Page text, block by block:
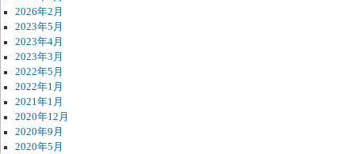
2026年2月
2023年5月
2023年4月
2023年3月
2022年5月
2022年1月
2021年1月
2020年12月
2020年9月
2020年5月